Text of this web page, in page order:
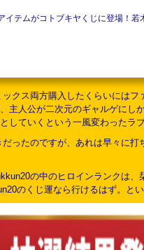
イテムがコトブキヤくじに登場！
クス両方購入したくらいには
人公が二次元のギャルゲにし
ていくという一風変わったラ
ったのですが、あれは早々に
の中のヒロインランクは
のくじ運なら行けるはず。とい